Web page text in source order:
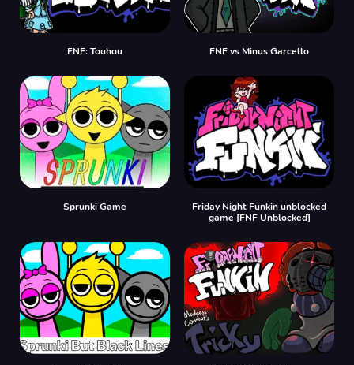
FNF: Touhou FNF vs Minus Garcello
Sprunki Game
Friday Night Funkin unblocked
game [FNF Unblocked]